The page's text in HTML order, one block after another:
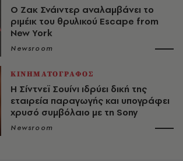
Ο Ζακ Σνάιντερ αναλαμβάνει το
ριμέικ του θρυλικού Escape from
New York
Newsroom
ΚΙΝΗΜΑΤΟΓΡΑΦΟΣ
Η Σίντνεϊ Σουίνι ιδρύει δική της
εταιρεία παραγωγής και υπογράφει
χρυσό συμβόλαιο με τη Sony
Newsroom